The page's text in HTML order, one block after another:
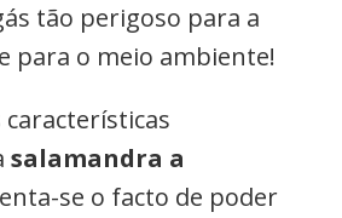
tão perigoso para a
para o meio ambiente!
salamandra a
se o facto de poder